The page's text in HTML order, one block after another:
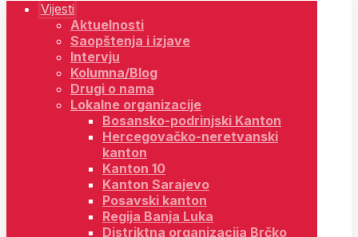
Vijesti
Aktuelnosti
Saopštenja i izjave
Intervju
Kolumna/Blog
Drugi o nama
Lokalne organizacije
Bosansko-podrinjski Kanton
Hercegovačko-neretvanski
kanton
Kanton 10
Kanton Sarajevo
Posavski kanton
Regija Banja Luka
Distriktna organizacija Brčko